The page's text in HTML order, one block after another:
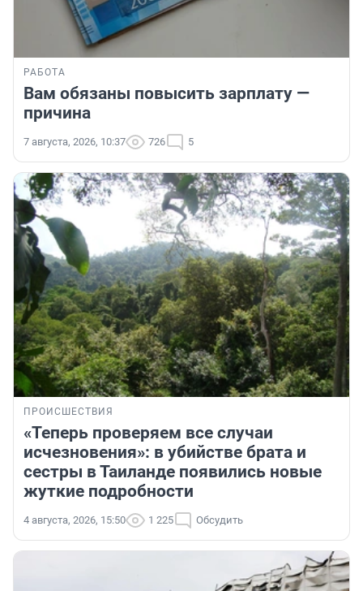
РАБОТА
Вам обязаны повысить зарплату —
причина
7 августа, 2026, 10:37 726 5
ПРОИСШЕСТВИЯ
«Теперь проверяем все случаи
исчезновения»: в убийстве брата и
сестры в Таиланде появились новые
жуткие подробности
4 августа, 2026, 15:50 1 225 Обсудить